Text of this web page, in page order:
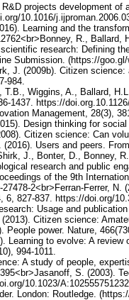
projects development of
10.1016/
Learning and the
R., Ballard,
research: Defining
Submission. (https://goo.gl/
J. (2009b). Citizen science:
984.
Wiggins, A., Ballard,
1437. https://
Management, 28(3),
Design thinking for social
Citizen science: Can
Users and peers.
J., Bonter, D., Bonney,
research and public
of the 9th
2<br>Ferran-Ferrer, N.
827-837. https://doi.org/
Usage and
Citizen science:
power. Nature,
Learning to evolve: A review
994-1011.
A study of people,
S. (2003).
10.1023/
London: Routledge.